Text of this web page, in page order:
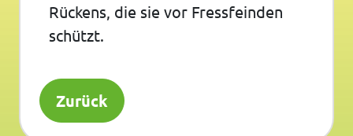
Rückens, die sie vor Fressfeinden
schützt.
Zurück